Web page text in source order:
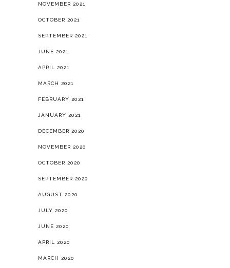
NOVEMBER 2021
OCTOBER 2021
SEPTEMBER 2021
JUNE 2021
APRIL 2021
MARCH 2021
FEBRUARY 2021
JANUARY 2021
DECEMBER 2020
NOVEMBER 2020
OCTOBER 2020
SEPTEMBER 2020
AUGUST 2020
JULY 2020
JUNE 2020
APRIL 2020
MARCH 2020